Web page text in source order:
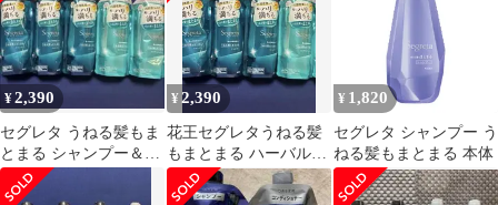
¥2,390
セグレタ うねる髪もま
とまる シャンプー＆コ
ンディショナーセット
¥ 2,390
花王セグレタうねる髪
もまとまる ハーバルブ
ーケ シャンプー・ コン
ディショナー
¥ 1,820
セグレタ シャンプー う
ねる髪もまとまる 本体